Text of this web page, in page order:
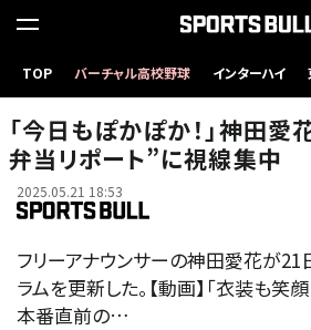
TOP バーチャル高校野球 インターハイ
「今日もぽかぽか！」神田愛
弁当リポート”に視線集中
2025.05.21 18:53
フリーアナウンサーの神田愛花が21
ラムを更新した。【動画】「衣装も笑
本番直前の…